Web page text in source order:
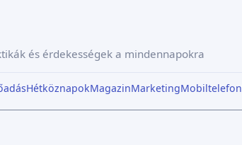
és érdekességek a mindennapokra
HétköznapokMagazinMarketingMobiltelefon